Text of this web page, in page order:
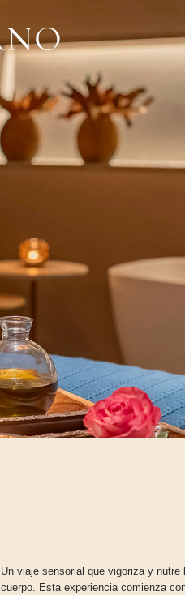
Un viaje sensorial que vigoriza y
cuerpo. Esta experiencia comienza